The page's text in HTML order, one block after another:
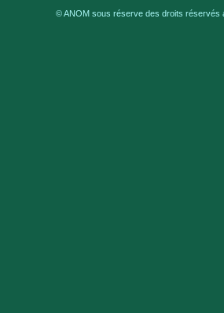
© ANOM sous réserve des droits réservés